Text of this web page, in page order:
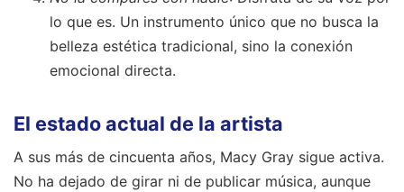
lo que es. Un instrumento único que no busca la
belleza estética tradicional, sino la conexión
emocional directa.
El estado actual de la artista
A sus más de cincuenta años, Macy Gray sigue activa.
No ha dejado de girar ni de publicar música, aunque